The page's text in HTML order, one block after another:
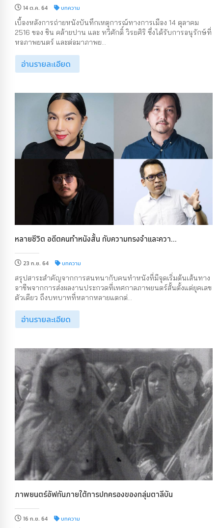
14 ต.ค. 64 บทความ
เบื้องหลังการถ่ายหนังบันทึกเหตุการณ์ทางการเมือง 14 ตุลาคม
2516 ของ ชิน คล้ายปาน และ ทวีศักดิ์ วิรยศิริ ซึ่งได้รับการอนุรักษ์ที่
หอภาพยนตร์ และต่อมาภาพย...
อ่านรายละเอียด
หลายชีวิต อดีตคนทำหนังสั้น กับความทรงจำและควา...
23 ก.ย. 64 บทความ
สรุปสาระสำคัญจากการสนทนากับคนทำหนังที่มีจุดเริ่มต้นเส้นทาง
อาชีพจากการส่งผลงานประกวดที่เทศกาลภาพยนตร์สั้นตั้งแต่ยุคเลข
ตัวเดียว ถึงบทบาทที่หลากหลายแตกต่...
อ่านรายละเอียด
ภาพยนตร์อัฟกันภายใต้การปกครองของกลุ่มตาลีบัน
16 ก.ย. 64 บทความ